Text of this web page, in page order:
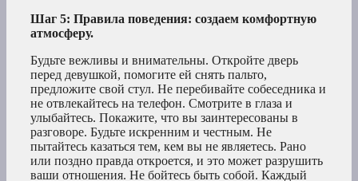
Шаг 5: Правила поведения: создаем комфортную
атмосферу.
Будьте вежливы и внимательны. Откройте дверь
перед девушкой, помогите ей снять пальто,
предложите свой стул. Не перебивайте собеседника и
не отвлекайтесь на телефон. Смотрите в глаза и
улыбайтесь. Покажите, что вы заинтересованы в
разговоре. Будьте искренним и честным. Не
пытайтесь казаться тем, кем вы не являетесь. Рано
или поздно правда откроется, и это может разрушить
ваши отношения. Не бойтесь быть собой. Каждый